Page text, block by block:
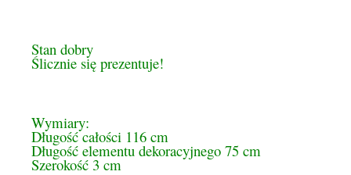
Stan dobry
Ślicznie się prezentuje!
Wymiary:
Długość całości 116 cm
Długość elementu dekoracyjnego 75 cm
Szerokość 3 cm